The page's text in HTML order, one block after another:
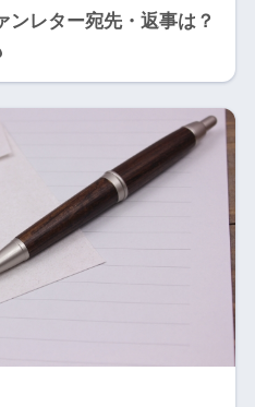
ンレター宛先・返事は？